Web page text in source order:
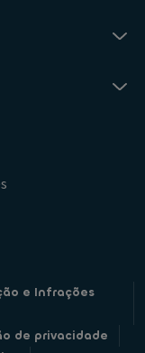
e Infrações
de privacidade